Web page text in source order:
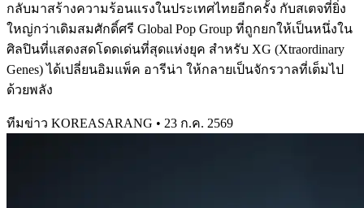
กลับมาสร้างความร้อนแรงในประเทศไทยอีกครั้ง กับสเตจที่ยิ่ง
ใหญ่กว่าเดิมสมศักดิ์ศรี Global Pop Group ที่ถูกยกให้เป็นหนึ่งใน
ศิลปินที่แสดงสดโดดเด่นที่สุดแห่งยุค สำหรับ XG (Xtraordinary
Genes) ได้เปลี่ยนอิมแพ็ค อารีน่า ให้กลายเป็นจักรวาลที่เต็มไป
ด้วยพลัง
ทีมข่าว KOREASARANG • 23 ก.ค. 2569